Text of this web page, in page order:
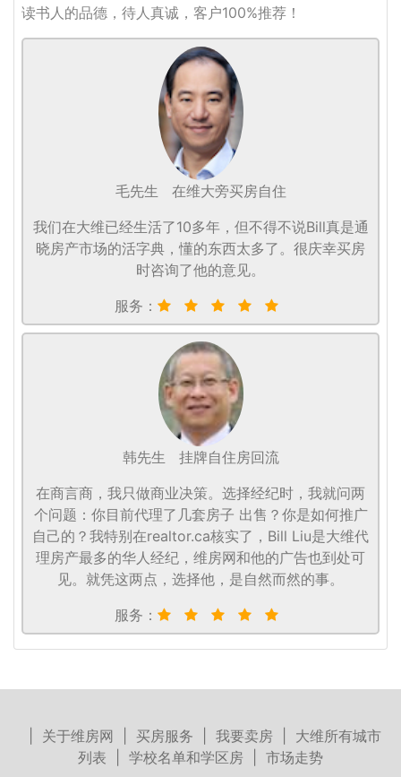
读书人的品德，待人真诚，客户100%推荐！
毛先生
在维大旁买房自住
我们在大维已经生活了10多年，但不得不说Bill真是通
晓房产市场的活字典，懂的东西太多了。很庆幸买房
时咨询了他的意见。
服务：
韩先生
挂牌自住房回流
在商言商，我只做商业决策。选择经纪时，我就问两
个问题：你目前代理了几套房子 出售？你是如何推广
自己的？我特别在realtor.ca核实了，Bill Liu是大维代
理房产最多的华人经纪，维房网和他的广告也到处可
见。就凭这两点，选择他，是自然而然的事。
服务：
关于维房网 买房服务 我要卖房
大维所有城市
列表
学校名单和学区房 市场走势